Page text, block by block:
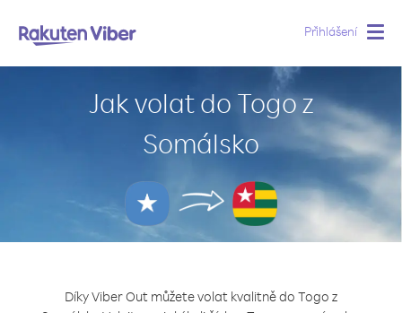
Přihlášení
Jak volat do Togo z
Somálsko
Díky Viber Out můžete volat kvalitně do Togo z